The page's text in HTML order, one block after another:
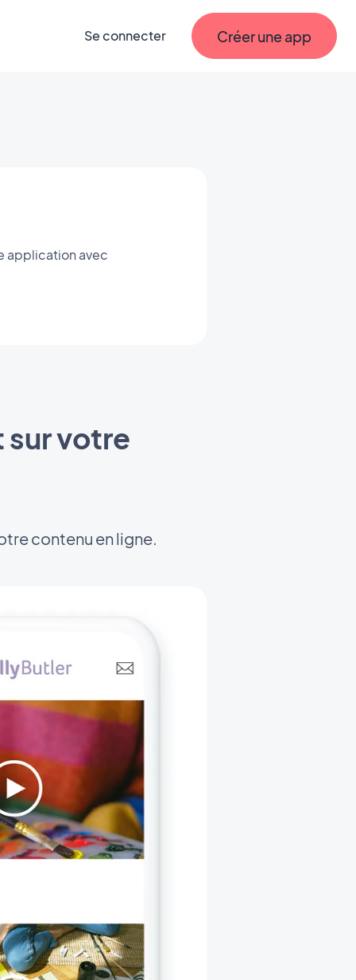
Se connecter Créer une app
application avec
sur votre
contenu en ligne.